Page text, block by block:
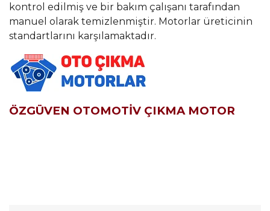
kontrol edilmiş ve bir bakım çalışanı tarafından
manuel olarak temizlenmiştir. Motorlar üreticinin
standartlarını karşılamaktadır.
ÖZGÜVEN OTOMOTİV ÇIKMA MOTOR